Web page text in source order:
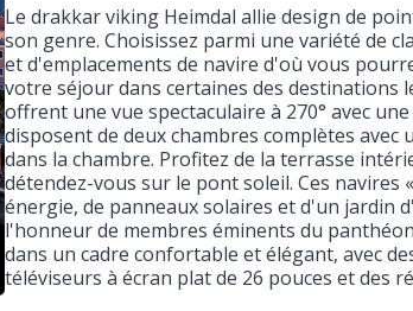
Le drakkar viking Heimdal allie design de
son genre. Choisissez parmi une variété de
et d'emplacements de navire d'où vous
votre séjour dans certaines des destinations
offrent une vue spectaculaire à 270° avec
disposent de deux chambres complètes
dans la chambre. Profitez de la terrasse
détendez-vous sur le pont soleil. Ces navires
énergie, de panneaux solaires et d'un jardin
l'honneur de membres éminents du
dans un cadre confortable et élégant, avec
téléviseurs à écran plat de 26 pouces et des